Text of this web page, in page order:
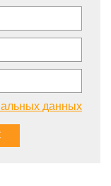
данных